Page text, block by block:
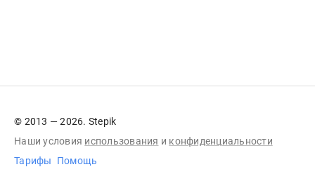
© 2013 — 2026. Stepik
Наши условия использования и конфиденциальности
Тарифы
Помощь